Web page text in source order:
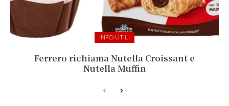
INFO UTILI
Ferrero richiama Nutella Croissant e
Nutella Muffin